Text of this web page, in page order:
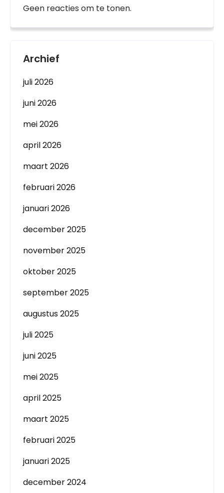
Geen reacties om te tonen.
Archief
juli 2026
juni 2026
mei 2026
april 2026
maart 2026
februari 2026
januari 2026
december 2025
november 2025
oktober 2025
september 2025
augustus 2025
juli 2025
juni 2025
mei 2025
april 2025
maart 2025
februari 2025
januari 2025
december 2024